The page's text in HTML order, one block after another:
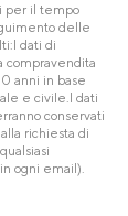
per il tempo
delle
dati di
compravendita
anni in base
e civile.I dati
conservati
richiesta di
ogni email).